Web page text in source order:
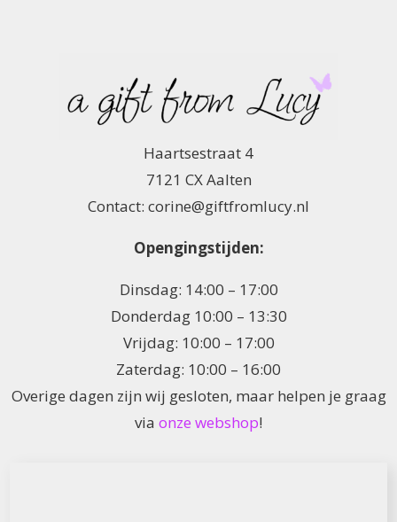
Haartsestraat 4
7121 CX Aalten
Contact: corine@giftfromlucy.nl
Opengingstijden:
Dinsdag: 14:00 – 17:00
Donderdag 10:00 – 13:30
Vrijdag: 10:00 – 17:00
Zaterdag: 10:00 – 16:00
Overige dagen zijn wij gesloten, maar helpen je graag
via onze webshop!